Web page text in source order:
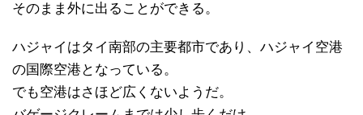
そのまま外に出ることができる。
ハジャイはタイ南部の主要都市であり、ハジャイ空港
の国際空港となっている。
でも空港はさほど広くないようだ。